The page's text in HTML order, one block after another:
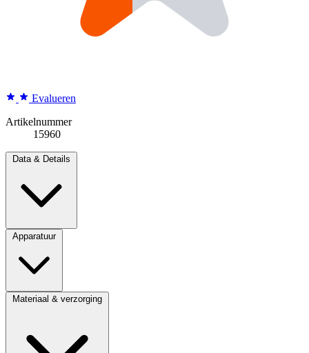
Evalueren
Artikelnummer
15960
Data & Details
Apparatuur
Materiaal & verzorging